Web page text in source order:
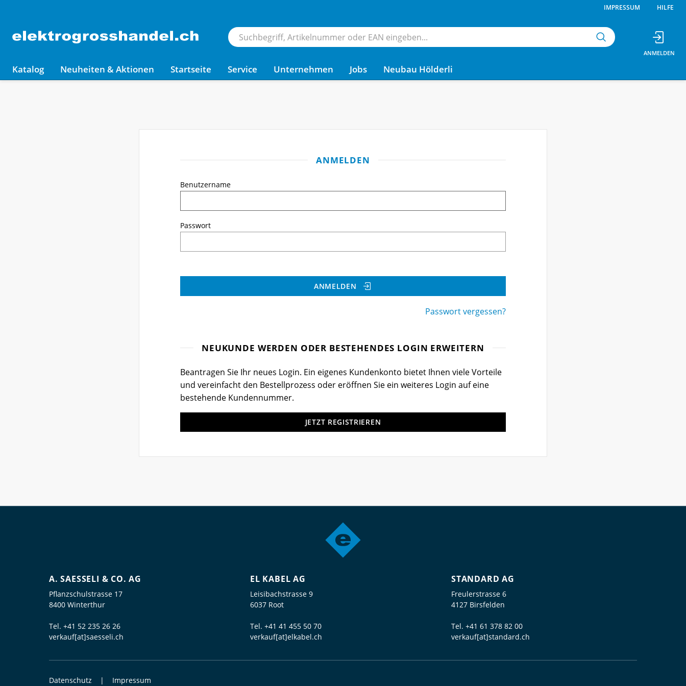
IMPRESSUM HILFE
Katalog Neuheiten & Aktionen Startseite Service Unternehmen Jobs Neubau Hölderli
ANMELDEN
Benutzername
Passwort
ANMELDEN
Passwort vergessen?
NEUKUNDE WERDEN ODER BESTEHENDES LOGIN ERWEITERN
Beantragen Sie Ihr neues Login. Ein eigenes Kundenkonto bietet Ihnen viele Vorteile
und vereinfacht den Bestellprozess oder eröffnen Sie ein weiteres Login auf eine
bestehende Kundennummer.
JETZT REGISTRIEREN
A. SAESSELI & CO. AG
Pflanzschulstrasse 17
8400 Winterthur
Tel. +41 52 235 26 26
verkauf[at]saesseli.ch
EL KABEL AG
Leisibachstrasse 9
6037 Root
Tel. +41 41 455 50 70
verkauf[at]elkabel.ch
STANDARD AG
Freulerstrasse 6
4127 Birsfelden
Tel. +41 61 378 82 00
verkauf[at]standard.ch
Datenschutz Impressum